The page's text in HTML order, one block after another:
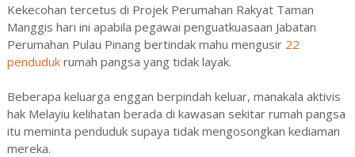
Kekecohan tercetus di Projek Perumahan Rakyat Taman
Manggis hari ini apabila pegawai penguatkuasaan Jabatan
Perumahan Pulau Pinang bertindak mahu mengusir 22
pendudukrumah pangsa yang tidak layak.
Beberapa keluarga enggan berpindah keluar, manakala aktivis
hak Melayiu kelihatan berada di kawasan sekitar rumah pangsa
itu meminta penduduk supaya tidak mengosongkan kediaman
mereka.